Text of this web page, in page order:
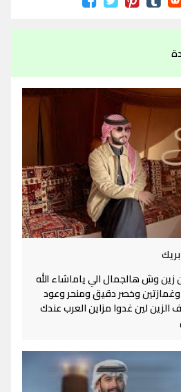
زين وش هالجمال الي ياماشاء الله
وخصر دقيق ومنحر وعود
لين غدوا مزاين العرب عندك